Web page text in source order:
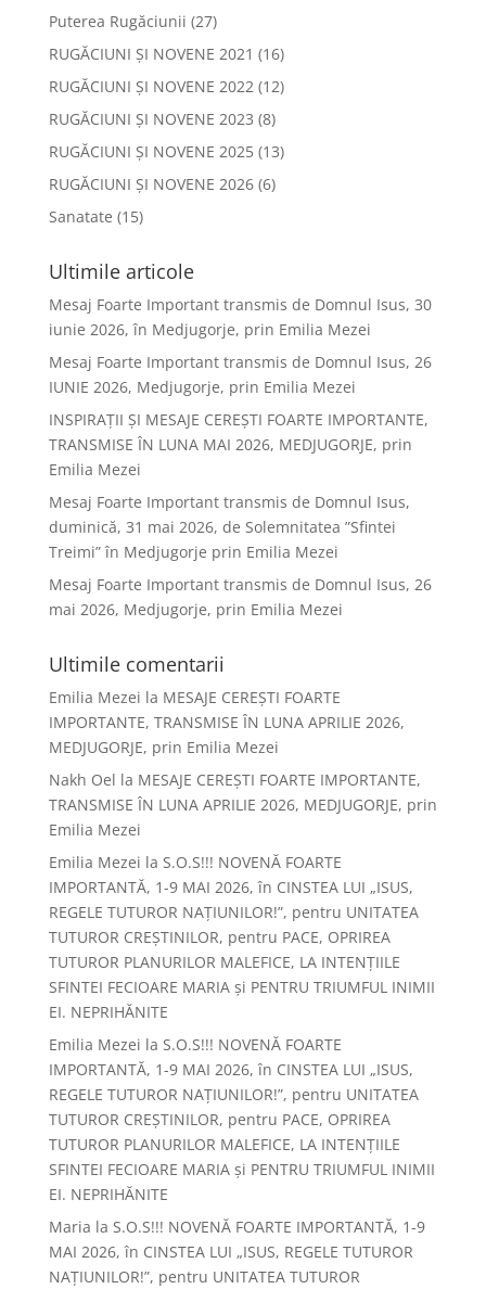
Puterea Rugăciunii (27)
RUGĂCIUNI ȘI NOVENE 2021 (16)
RUGĂCIUNI ȘI NOVENE 2022(12)
RUGĂCIUNI ȘI NOVENE 2023 (8)
RUGĂCIUNI ȘI NOVENE 2025(13)
RUGĂCIUNI ȘI NOVENE 2026(6)
Sanatate (15)
Ultimile articole
Mesaj Foarte Important transmis de Domnul Isus, 30
iunie 2026, în Medjugorje, prin Emilia Mezei
Mesaj Foarte Important transmis de Domnul Isus, 26
IUNIE 2026, Medjugorje, prin Emilia Mezei
INSPIRAȚII ȘI MESAJE CEREȘTI FOARTE IMPORTANTE,
TRANSMISE ÎN LUNA MAI 2026, MEDJUGORJE, prin
Emilia Mezei
Mesaj Foarte Important transmis de Domnul Isus,
duminică, 31 mai 2026, de Solemnitatea ”Sfintei
Treimi” în Medjugorje prin Emilia Mezei
Mesaj Foarte Important transmis de Domnul Isus, 26
mai 2026, Medjugorje, prin Emilia Mezei
Ultimile comentarii
Emilia Mezei la MESAJE CEREȘTI FOARTE
IMPORTANTE, TRANSMISE ÎN LUNA APRILIE 2026,
MEDJUGORJE, prin Emilia Mezei
Nakh Oel la MESAJE CEREȘTI FOARTE IMPORTANTE,
TRANSMISE ÎN LUNA APRILIE 2026, MEDJUGORJE, prin
Emilia Mezei
Emilia Mezei la S.O.S!!! NOVENĂ FOARTE
IMPORTANTĂ, 1-9 MAI 2026, în CINSTEA LUI „ISUS,
REGELE TUTUROR NAȚIUNILOR!”, pentru UNITATEA
TUTUROR CREȘTINILOR, pentru PACE, OPRIREA
TUTUROR PLANURILOR MALEFICE, LA INTENȚIILE
SFINTEI FECIOARE MARIA și PENTRU TRIUMFUL INIMII
EI. NEPRIHĂNITE
Emilia Mezei la S.O.S!!! NOVENĂ FOARTE
IMPORTANTĂ, 1-9 MAI 2026, în CINSTEA LUI „ISUS,
REGELE TUTUROR NAȚIUNILOR!”, pentru UNITATEA
TUTUROR CREȘTINILOR, pentru PACE, OPRIREA
TUTUROR PLANURILOR MALEFICE, LA INTENȚIILE
SFINTEI FECIOARE MARIA și PENTRU TRIUMFUL INIMII
EI. NEPRIHĂNITE
Maria la S.O.S!!! NOVENĂ FOARTE IMPORTANTĂ, 1-9
MAI 2026, în CINSTEA LUI „ISUS, REGELE TUTUROR
NAȚIUNILOR!”, pentru UNITATEA TUTUROR